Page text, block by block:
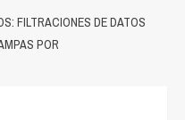
FILTRACIONES DE DATOS
POR